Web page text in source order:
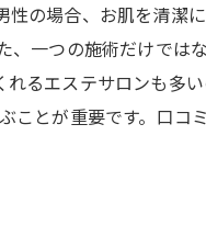
の場合、お肌を清潔
一つの施術だけでは
るエステサロンも多
とが重要です。口コ